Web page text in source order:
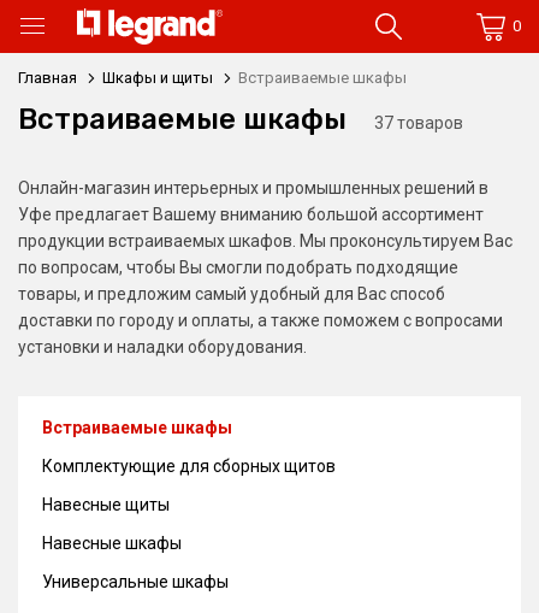
0
Главная Шкафы и щиты Встраиваемые шкафы
Встраиваемые шкафы 37 товаров
Онлайн-магазин интерьерных и промышленных решений в
Уфе предлагает Вашему вниманию большой ассортимент
продукции встраиваемых шкафов. Мы проконсультируем Вас
по вопросам, чтобы Вы смогли подобрать подходящие
товары, и предложим самый удобный для Вас способ
доставки по городу и оплаты, а также поможем с вопросами
установки и наладки оборудования.
Встраиваемые шкафы
Комплектующие для сборных щитов
Навесные щиты
Навесные шкафы
Универсальные шкафы